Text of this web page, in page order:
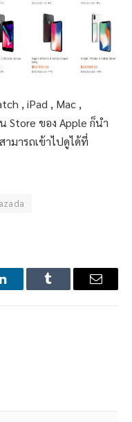
, iPad , Mac ,
Store ของ Apple ก็นำ
ามารถเข้าไปดูได้ที่
LinkedInTumblr Email